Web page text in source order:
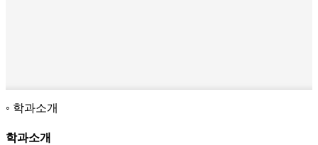
학과소개
학과소개